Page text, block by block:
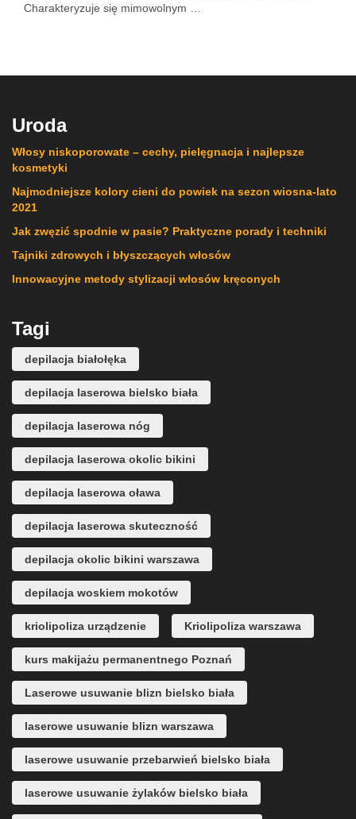
Charakteryzuje się mimowolnym …
Uroda
Włosy niskoporowate – cechy, pielęgnacja i najlepsze
kosmetyki
Najmodniejsze kolory cieni do powiek na sezon wiosna-lato
2021
Jak zwęzić spodnie w pasie? Praktyczne porady i techniki
Tajniki zdrowych i błyszczących włosów
Innowacyjne metody stylizacji włosów kręconych
Tagi
depilacja białołęka
depilacja laserowa bielsko biała
depilacja laserowa nóg
depilacja laserowa okolic bikini
depilacja laserowa oława
depilacja laserowa skuteczność
depilacja okolic bikini warszawa
depilacja woskiem mokotów
kriolipoliza urządzenie Kriolipoliza warszawa
kurs makijażu permanentnego Poznań
Laserowe usuwanie blizn bielsko biała
laserowe usuwanie blizn warszawa
laserowe usuwanie przebarwień bielsko biała
laserowe usuwanie żylaków bielsko biała